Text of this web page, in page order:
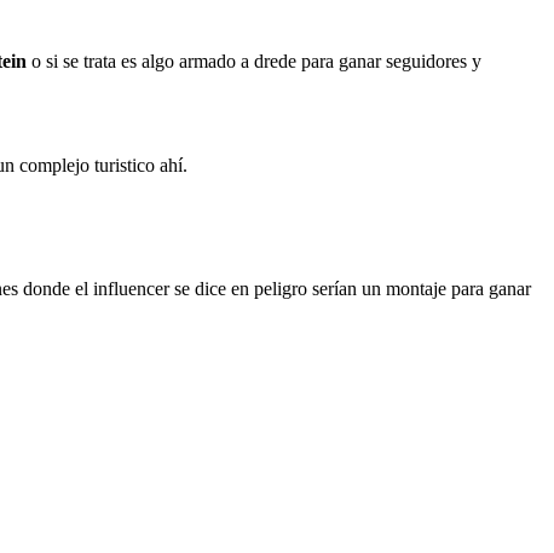
o si se trata es algo armado a drede para ganar seguidores y
complejo turistico ahí.
donde el influencer se dice en peligro serían un montaje para ganar